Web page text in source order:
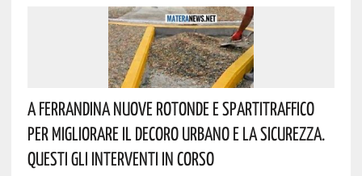
A Ferrandina Nuove Rotonde E Spartitraffico
Per Migliorare Il Decoro Urbano E La Sicurezza.
Questi Gli Interventi In Corso